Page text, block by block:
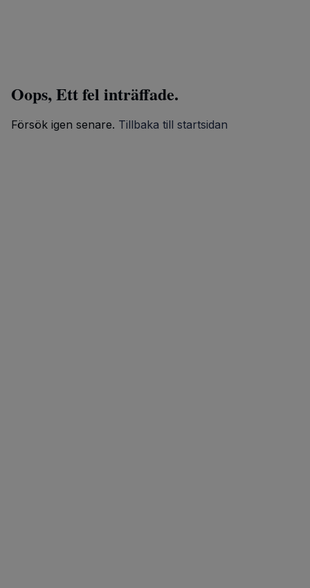
Oops, Ett fel inträffade.
Försök igen senare. Tillbaka till startsidan